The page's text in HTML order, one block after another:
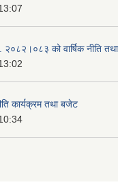
को वार्षिक नीति
कार्यक्रम तथा बजेट